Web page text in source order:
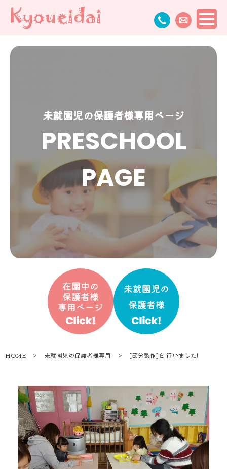
未就園児の保護者様専用ページ
PRESCHOOL
PAGE
HOME ＞ 未就園児の保護者様専用 ＞ [節分製作]を 行いました!